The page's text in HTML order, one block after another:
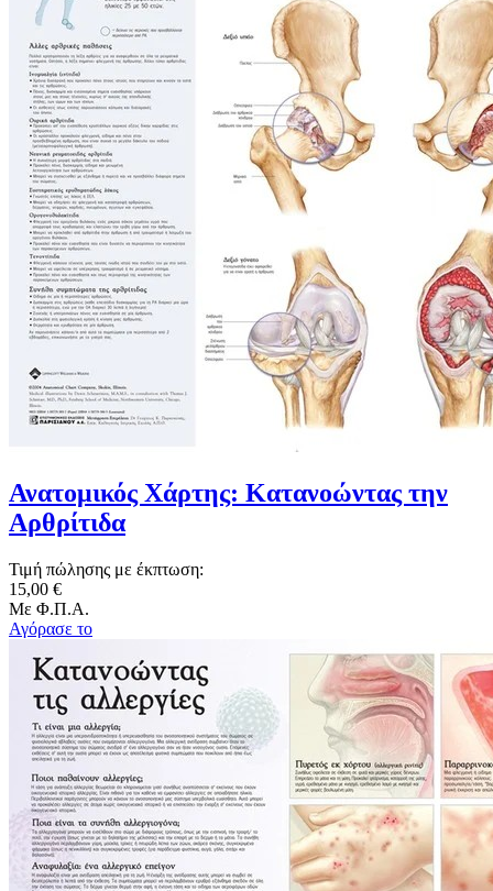
Ανατομικός Χάρτης: Κατανοώντας την
Αρθρίτιδα
Τιμή πώλησης με έκπτωση:
15,00 €
Με Φ.Π.Α.
Αγόρασε το